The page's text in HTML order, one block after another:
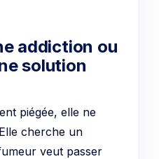
addiction ou
solution
piégée, elle ne
cherche un
veut passer